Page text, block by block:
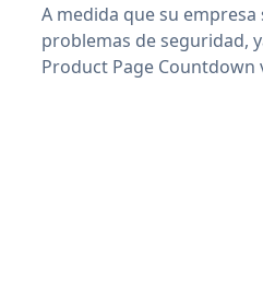
A medida que su
problemas de seguridad,
Product Page